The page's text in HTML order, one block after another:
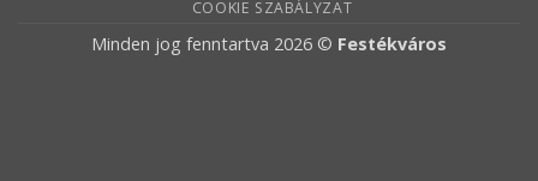
COOKIE SZABÁLYZAT
Minden jog fenntartva 2026 © Festékváros